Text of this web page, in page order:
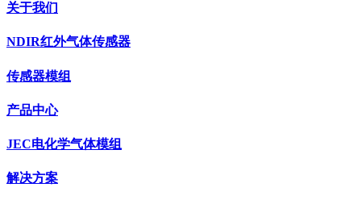
关于我们
NDIR红外气体传感器
传感器模组
产品中心
JEC电化学气体模组
解决方案